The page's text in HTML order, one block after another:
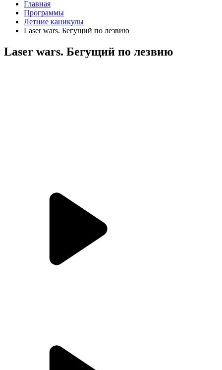
Главная
Программы
Летние каникулы
Laser wars. Бегущий по лезвию
Laser wars. Бегущий по лезвию